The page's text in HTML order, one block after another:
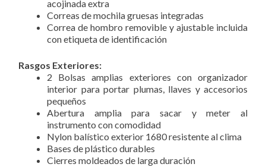
acojinada extra
Correas de mochila gruesas integradas
Correa de hombro removible y ajustable incluida
con etiqueta de identificación
Rasgos Exteriores:
2 Bolsas amplias exteriores con organizador
interior para portar plumas, llaves y accesorios
pequeños
Abertura amplia para sacar y meter al
instrumento con comodidad
Nylon balístico exterior 1680 resistente al clima
Bases de plástico durables
Cierres moldeados de larga duración